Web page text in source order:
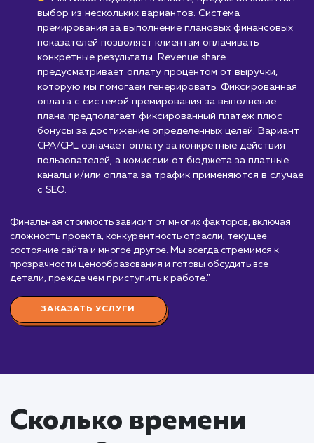
Стоимость услуги
комплексное
продвижение
от 99 000 руб./мес.
"Комплексное продвижение сайта – это
процесс, включающий в себя множество
начиная от SEO и заканчивая SMM и контент-
маркетингом. Стоимость такой услуги
99 000 руб. в месяц, включая фиксированную
и процент от достижения ключевых показателей
показателей позволяет клиентам оплачивать
конкретные результаты. Revenue share